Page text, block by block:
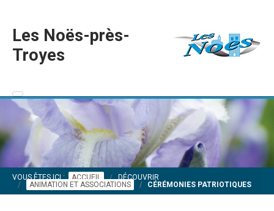
Les Noës-près-
Troyes
VOUS ÊTES ICI : ACCUEIL
DÉCOUVRIR
ANIMATION ET ASSOCIATIONS
CÉRÉMONIES PATRIOTIQUES